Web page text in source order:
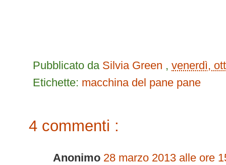
Pubblicato da Silvia Green , venerdì,
Etichette: macchina del pane pane
4 commenti :
Anonimo 28 marzo 2013 alle ore